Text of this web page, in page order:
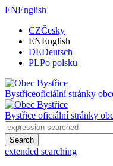
ENEnglish
CZČesky
ENEnglish
DEDeutsch
PLPo polsku
Bystřiceoficiální stránky
Bystřice oficiální stránky
Search
extended searching